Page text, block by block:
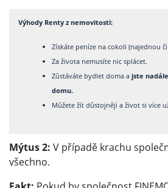
Výhody Renty z nemovitosti:
Získáte peníze na cokoli (najednou
Za života nemusíte nic splácet.
Zůstáváte bydlet doma a jste
domu.
Můžete žít důstojněji a život si více
Mýtus 2: V případě krachu
všechno.